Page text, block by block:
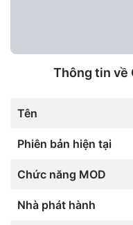
Thông tin về
Tên
Phiên bản hiện tại
Chức năng MOD
Nhà phát hành